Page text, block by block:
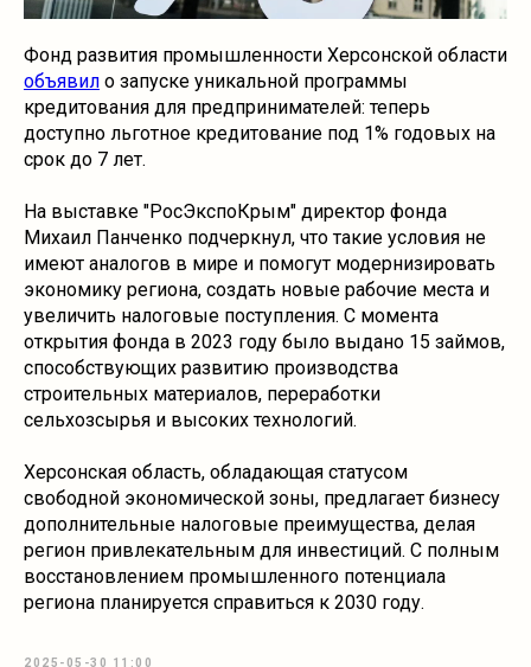
Фонд развития промышленности Херсонской области
объявил о запуске уникальной программы
кредитования для предпринимателей: теперь
доступно льготное кредитование под 1% годовых на
срок до 7 лет.
На выставке "РосЭкспоКрым" директор фонда
Михаил Панченко подчеркнул, что такие условия не
имеют аналогов в мире и помогут модернизировать
экономику региона, создать новые рабочие места и
увеличить налоговые поступления. С момента
открытия фонда в 2023 году было выдано 15 займов,
способствующих развитию производства
строительных материалов, переработки
сельхозсырья и высоких технологий.
Херсонская область, обладающая статусом
свободной экономической зоны, предлагает бизнесу
дополнительные налоговые преимущества, делая
регион привлекательным для инвестиций. С полным
восстановлением промышленного потенциала
региона планируется справиться к 2030 году.
2025-05-30 11:00